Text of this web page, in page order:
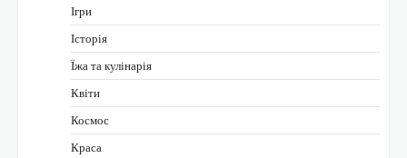
Ігри
Історія
Їжа та кулінарія
Квіти
Космос
Краса